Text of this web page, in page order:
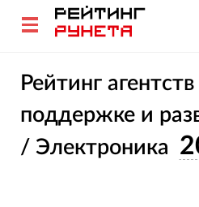
Рейтинг
поддержке и
/ Электроника